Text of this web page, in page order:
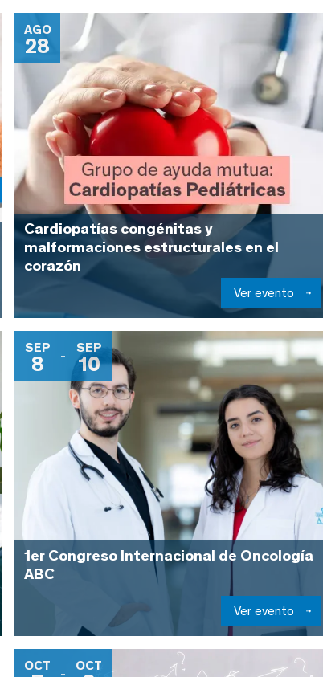
AGO
28
Cardiopatías congénitas y
malformaciones estructurales en el
corazón
Ver evento
SEP
8 -
SEP
10
1er Congreso Internacional de Oncología
ABC
Ver evento
OCT
-
OCT